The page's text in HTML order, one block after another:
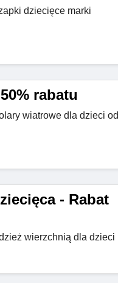
dziecięce marki
rabatu
wiatrowe dla dzieci od
- Rabat
wierzchnią dla dzieci